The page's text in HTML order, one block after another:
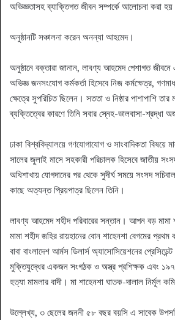
অভিজ্ঞতাসহ ব্যাক্তিগত জীবন সম্পর্কে আলোচনা করা
অনুষ্ঠানটি সঞ্চালনা করেন অনন্যা আহমেদ।
অনুষ্ঠানে বক্তারা জানান, লাবণ্য আহমেদ পেশাগত
অভিজ্ঞ জনসংযোগ কর্মকর্তা হিসেবে নিজ কর্মক্ষেত্র,
ক্ষেত্রে সুপরিচিত ছিলেন। সততা ও নিষ্ঠার পাশাপাশি
ব্যক্তিত্বের কারণে তিনি সবার স্নেহ-ভালবাসা-শ্রদ্ধা
ঢাকা বিশ্ববিদ্যালয়ে গণযোগাযোগ ও সাংবাদিকতা বিষয়ে
সালের জুলাই মাসে সহকারী পরিচালক হিসেবে জাতীয়
অধিশাখায় যোগদানের পর থেকে সুদীর্ঘ সময়ে সংসদ
কাছে অত্যন্ত প্রিয়পাত্র ছিলেন তিনি।
লাবণ্য আহমেদ শহীদ পরিবারের সন্তান। আপন বড় মামা
মামা শহীদ জহির রায়হানের বোন শাহেনশা বেগমের
বাবা বাংলাদেশ আর্মস ডিলার্স অ্যাসোসিয়েশনের
মুক্তিযুদ্ধের একজন সংগঠক ও অস্ত্র প্রশিক্ষক এবং
হত্যা মামলার বাদী। মা শাহেনশা ঘাতক-দালাল নির্মূল
উল্লেখ্য, ৩ ছেলের জননী ৫৮ বছর বয়সি এ সাবেক